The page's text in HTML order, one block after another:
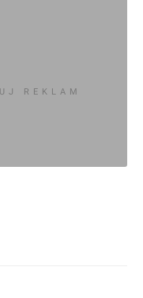
REKLAM